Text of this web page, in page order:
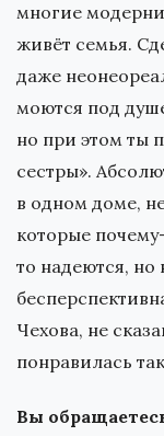
многие
живёт семья.
даже
моются под
но при этом ты
сестры».
в одном доме,
которые
то надеются,
Чехова, не
понравилась
Вы